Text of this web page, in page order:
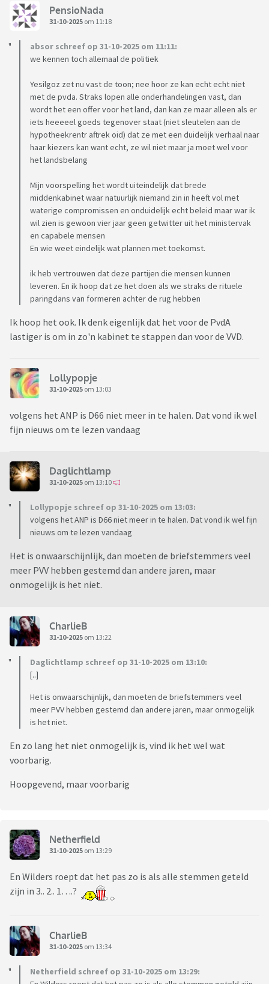
PensioNada
31-10-2025 om 11:18
absor schreef op 31-10-2025 om 11:11:
we kennen toch allemaal de politiek
Yesilgoz zet nu vast de toon; nee hoor ze kan echt echt niet
met de pvda. Straks lopen alle onderhandelingen vast, dan
wordt het een offer voor het land, dan kan ze maar alleen als er
iets heeeeel goeds tegenover staat (niet sleutelen aan de
hypotheekrentr aftrek oid) dat ze met een duidelijk verhaal naar
haar kiezers kan want echt, ze wil niet maar ja moet wel voor
het landsbelang
Mijn voorspelling het wordt uiteindelijk dat brede
middenkabinet waar natuurlijk niemand zin in heeft vol met
waterige compromissen en onduidelijk echt beleid maar war ik
wil zien is gewoon vier jaar geen getwitter uit het ministervak
en capabele mensen
En wie weet eindelijk wat plannen met toekomst.
ik heb vertrouwen dat deze partijen die mensen kunnen
leveren. En ik hoop dat ze het doen als we straks de rituele
paringdans van formeren achter de rug hebben
Ik hoop het ook. Ik denk eigenlijk dat het voor de PvdA
lastiger is om in zo'n kabinet te stappen dan voor de VVD.
Lollypopje
31-10-2025 om 13:03
volgens het ANP is D66 niet meer in te halen. Dat vond ik wel
fijn nieuws om te lezen vandaag
Daglichtlamp
31-10-2025 om 13:10
Lollypopje schreef op 31-10-2025 om 13:03:
volgens het ANP is D66 niet meer in te halen. Dat vond ik wel fijn
nieuws om te lezen vandaag
Het is onwaarschijnlijk, dan moeten de briefstemmers veel
meer PVV hebben gestemd dan andere jaren, maar
onmogelijk is het niet.
CharlieB
31-10-2025 om 13:22
Daglichtlamp schreef op 31-10-2025 om 13:10:
[..]
Het is onwaarschijnlijk, dan moeten de briefstemmers veel
meer PVV hebben gestemd dan andere jaren, maar onmogelijk
is het niet.
En zo lang het niet onmogelijk is, vind ik het wel wat
voorbarig.
Hoopgevend, maar voorbarig
Netherfield
31-10-2025 om 13:29
En Wilders roept dat het pas zo is als alle stemmen geteld
zijn in 3.. 2.. 1….?
CharlieB
31-10-2025 om 13:34
Netherfield schreef op 31-10-2025 om 13:29: